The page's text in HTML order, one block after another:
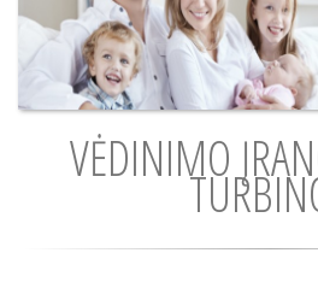
VĖDINIMO